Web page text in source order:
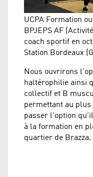
UCPA Formation
BPJEPS AF
coach sportif en
Station Bordeaux
Nous ouvrirons
haltérophilie ainsi
collectif et B
permettant au
passer l'option
à la formation en
quartier de Brazza.